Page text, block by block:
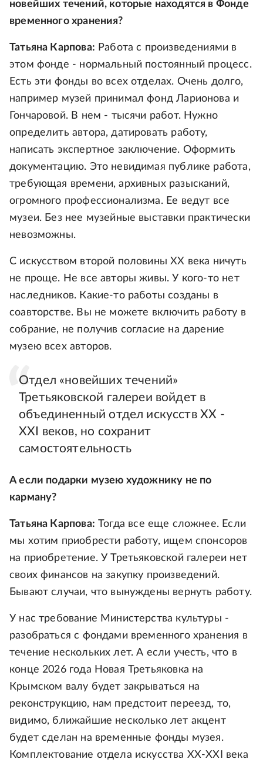
новейших течений, которые находятся в Фонде
временного хранения?
Татьяна Карпова: Работа с произведениями в
этом фонде - нормальный постоянный процесс.
Есть эти фонды во всех отделах. Очень долго,
например музей принимал фонд Ларионова и
Гончаровой. В нем - тысячи работ. Нужно
определить автора, датировать работу,
написать экспертное заключение. Оформить
документацию. Это невидимая публике работа,
требующая времени, архивных разысканий,
огромного профессионализма. Ее ведут все
музеи. Без нее музейные выставки практически
невозможны.
С искусством второй половины ХХ века ничуть
не проще. Не все авторы живы. У кого-то нет
наследников. Какие-то работы созданы в
соавторстве. Вы не можете включить работу в
собрание, не получив согласие на дарение
музею всех авторов.
Отдел «новейших течений»
Третьяковской галереи войдет в
объединенный отдел искусств XX -
XXI веков, но сохранит
самостоятельность
А если подарки музею художнику не по
карману?
Татьяна Карпова: Тогда все еще сложнее. Если
мы хотим приобрести работу, ищем спонсоров
на приобретение. У Третьяковской галереи нет
своих финансов на закупку произведений.
Бывают случаи, что вынуждены вернуть работу.
У нас требование Министерства культуры -
разобраться с фондами временного хранения в
течение нескольких лет. А если учесть, что в
конце 2026 года Новая Третьяковка на
Крымском валу будет закрываться на
реконструкцию, нам предстоит переезд, то,
видимо, ближайшие несколько лет акцент
будет сделан на временные фонды музея.
Комплектование отдела искусства XX-XXI века